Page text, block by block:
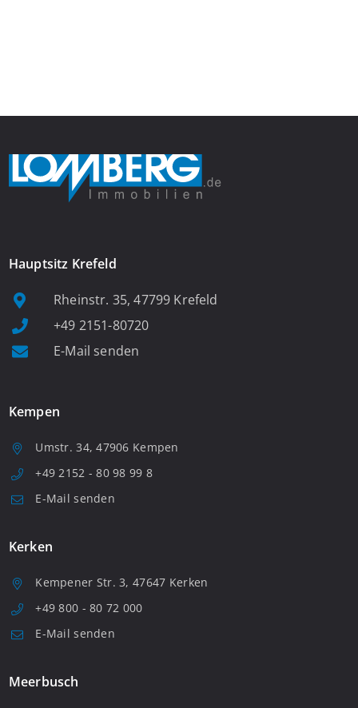
Hauptsitz Krefeld
Rheinstr. 35, 47799 Krefeld
+49 2151-80720
E-Mail senden
Kempen
Umstr. 34, 47906 Kempen
+49 2152 - 80 98 99 8
E-Mail senden
Kerken
Kempener Str. 3, 47647 Kerken
+49 800 - 80 72 000
E-Mail senden
Meerbusch